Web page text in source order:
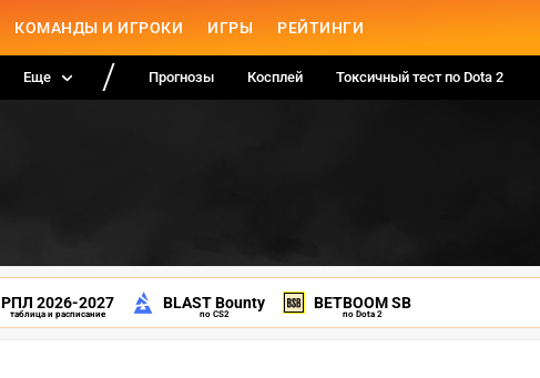
КОМАНДЫ И ИГРОКИ ИГРЫ РЕЙТИНГИ
Еще Прогнозы Косплей Токсичный тест по Dota 2
РПЛ 2026-2027
таблица и расписание
BLAST Bounty
по CS2
BETBOOM SB
по Dota 2